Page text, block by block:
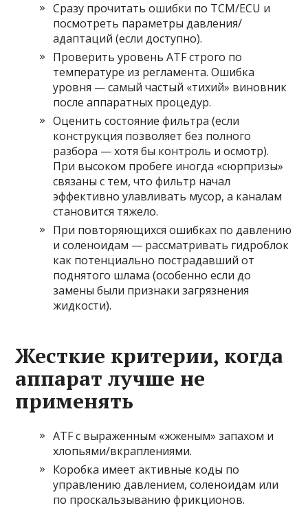
Сразу прочитать ошибки по TCM/ECU и
посмотреть параметры давления/
адаптаций (если доступно).
Проверить уровень ATF строго по
температуре из регламента. Ошибка
уровня — самый частый «тихий» виновник
после аппаратных процедур.
Оценить состояние фильтра (если
конструкция позволяет без полного
разбора — хотя бы контроль и осмотр).
При высоком пробеге иногда «сюрпризы»
связаны с тем, что фильтр начал
эффективно улавливать мусор, а каналам
становится тяжело.
При повторяющихся ошибках по давлению
и соленоидам — рассматривать гидроблок
как потенциально пострадавший от
поднятого шлама (особенно если до
замены были признаки загрязнения
жидкости).
Жесткие критерии, когда
аппарат лучше не
применять
ATF с выраженным «жженым» запахом и
хлопьями/вкраплениями.
Коробка имеет активные коды по
управлению давлением, соленоидам или
по проскальзыванию фрикционов.